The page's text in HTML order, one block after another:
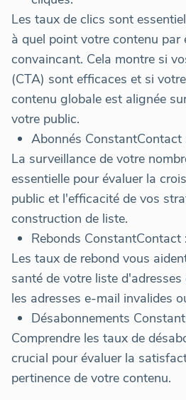
Les taux de clics sont
à quel point votre contenu par
convaincant. Cela montre si
(CTA) sont efficaces et si
contenu globale est alignée
votre public.
Abonnés ConstantContact
La surveillance de votre
essentielle pour évaluer la
public et l'efficacité de vos
construction de liste.
Rebonds ConstantContact :
Les taux de rebond vous
santé de votre liste
les adresses e-mail invalides
Désabonnements
Comprendre les taux de
crucial pour évaluer la
pertinence de votre contenu.